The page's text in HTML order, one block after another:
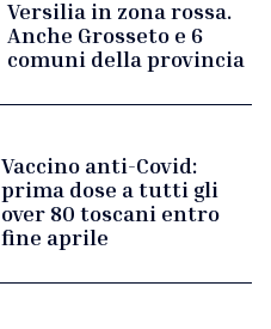
Versilia in zona rossa.
Anche Grosseto e 6
comuni della provincia
Vaccino anti-Covid:
prima dose a tutti gli
over 80 toscani entro
fine aprile